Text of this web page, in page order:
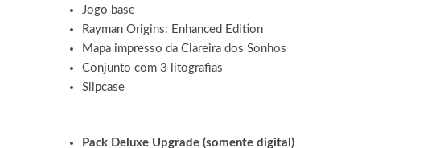
Jogo base
Rayman Origins: Enhanced Edition
Mapa impresso da Clareira dos Sonhos
Conjunto com 3 litografias
Slipcase
Pack Deluxe Upgrade (somente digital)